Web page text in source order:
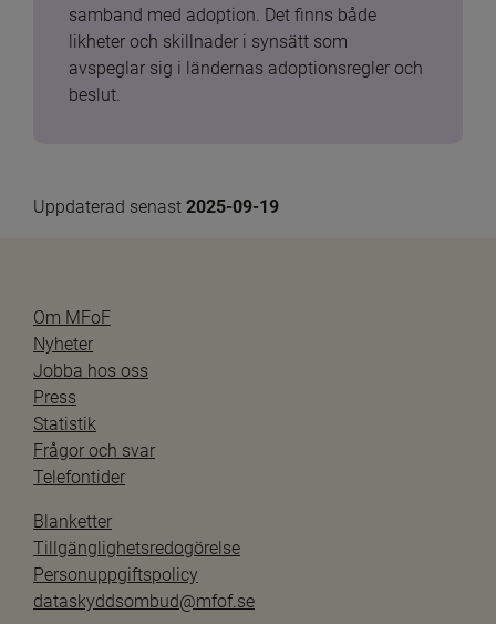
samband med adoption. Det finns både
likheter och skillnader i synsätt som
avspeglar sig i ländernas adoptionsregler och
beslut.
Uppdaterad senast 2025-09-19
Om MFoF
Nyheter
Jobba hos oss
Press
Statistik
Frågor och svar
Telefontider
Blanketter
Tillgänglighetsredogörelse
Personuppgiftspolicy
dataskyddsombud@mfof.se